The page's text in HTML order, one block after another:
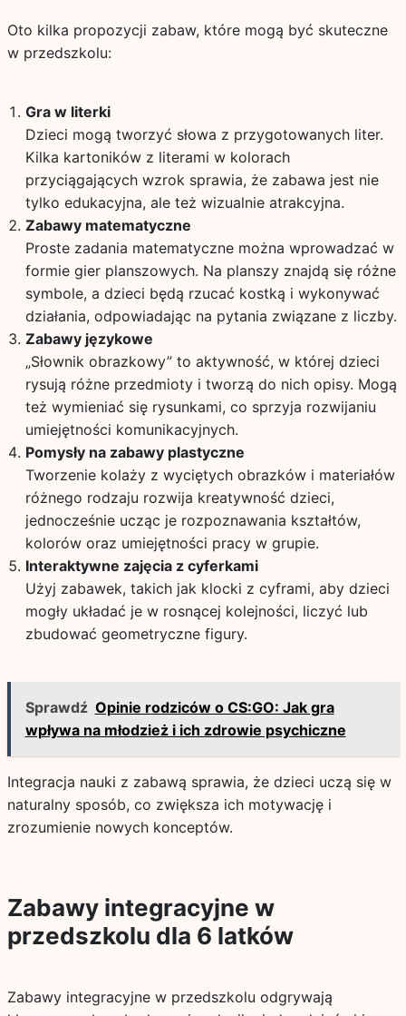
Oto kilka propozycji zabaw, które mogą być skuteczne
w przedszkolu:
Gra w literki
Dzieci mogą tworzyć słowa z przygotowanych liter.
Kilka kartoników z literami w kolorach
przyciągających wzrok sprawia, że zabawa jest nie
tylko edukacyjna, ale też wizualnie atrakcyjna.
Zabawy matematyczne
Proste zadania matematyczne można wprowadzać w
formie gier planszowych. Na planszy znajdą się różne
symbole, a dzieci będą rzucać kostką i wykonywać
działania, odpowiadając na pytania związane z liczby.
Zabawy językowe
„Słownik obrazkowy” to aktywność, w której dzieci
rysują różne przedmioty i tworzą do nich opisy. Mogą
też wymieniać się rysunkami, co sprzyja rozwijaniu
umiejętności komunikacyjnych.
Pomysły na zabawy plastyczne
Tworzenie kolaży z wyciętych obrazków i materiałów
różnego rodzaju rozwija kreatywność dzieci,
jednocześnie ucząc je rozpoznawania kształtów,
kolorów oraz umiejętności pracy w grupie.
Interaktywne zajęcia z cyferkami
Użyj zabawek, takich jak klocki z cyframi, aby dzieci
mogły układać je w rosnącej kolejności, liczyć lub
zbudować geometryczne figury.
Sprawdź Opinie rodziców o CS:GO: Jak gra
wpływa na młodzież i ich zdrowie psychiczne
Integracja nauki z zabawą sprawia, że dzieci uczą się w
naturalny sposób, co zwiększa ich motywację i
zrozumienie nowych konceptów.
Zabawy integracyjne w
przedszkolu dla 6 latków
Zabawy integracyjne w przedszkolu odgrywają